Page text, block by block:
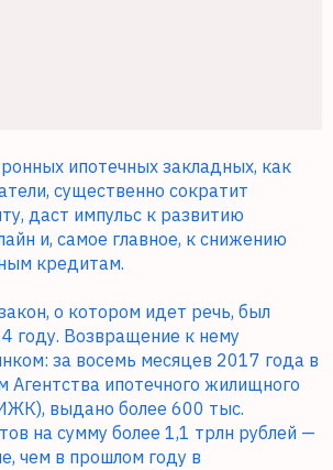
ипотечных закладных, как
существенно сократит
даст импульс к развитию
и, самое главное, к снижению
кредитам.
о котором идет речь, был
году. Возвращение к нему
за восемь месяцев 2017 года в
Агентства ипотечного жилищного
выдано более 600 тыс.
на сумму более 1,1 трлн рублей —
чем в прошлом году в